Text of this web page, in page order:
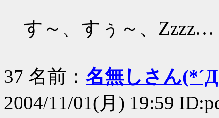
す～、すぅ～、Zzzz…
37 名前： 名無しさん
2004/11/01(月) 19:59